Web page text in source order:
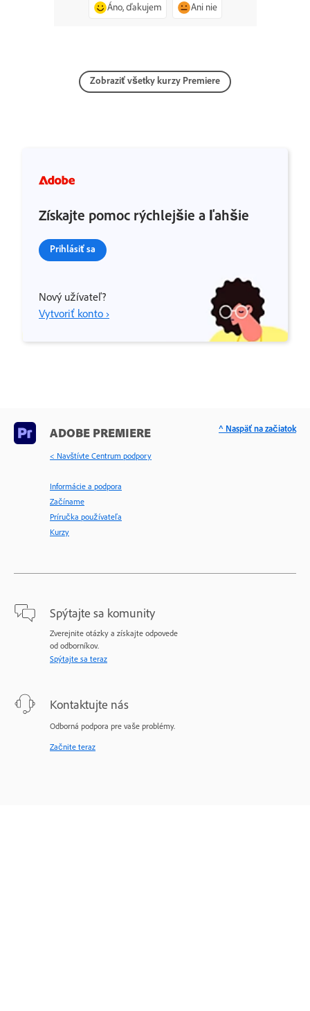
Áno, ďakujem Ani nie
Zobraziť všetky kurzy Premiere
Získajte pomoc rýchlejšie a ľahšie
Prihlásiť sa
Nový užívateľ?
Vytvoriť konto ›
ADOBE PREMIERE
< Navštívte Centrum podpory
Informácie a podpora
Začíname
Príručka používateľa
Kurzy
Spýtajte sa komunity
Zverejnite otázky a získajte odpovede
od odborníkov.
Spýtajte sa teraz
Kontaktujte nás
Odborná podpora pre vaše problémy.
Začnite teraz
^ Naspäť na začiatok